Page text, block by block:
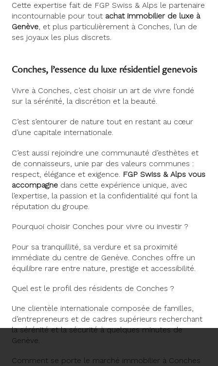
Cette expertise fait de FGP Swiss & Alps le partenaire
incontournable pour tout achat immobilier de luxe à
Genève, et plus particulièrement à Conches, l’un de
ses joyaux les plus discrets.
Conches, l’essence du luxe résidentiel genevois
Vivre à Conches, c’est choisir un art de vivre fondé
sur la sérénité, la discrétion et la beauté.
C’est s’entourer de nature tout en restant au cœur
d’une capitale internationale.
C’est aussi rejoindre une communauté d’esthètes et
de connaisseurs, unie par des valeurs communes :
respect, élégance et exigence. FGP Swiss & Alps vous
accompagne dans cette expérience unique, avec
l’expertise, la passion et la confidentialité qui font la
réputation du groupe.
Pourquoi choisir Conches pour vivre ou investir ?
Pour sa tranquillité, sa verdure et sa proximité
immédiate du centre de Genève. Conches offre un
équilibre rare entre nature, prestige et accessibilité.
Quel est le profil des résidents de Conches ?
Une clientèle internationale composée de familles,
d’entrepreneurs et de cadres supérieurs recherchant
la sérénité et la sécurité à quelques minutes de
Genève.
Comment se porte le marché immobilier à Conches